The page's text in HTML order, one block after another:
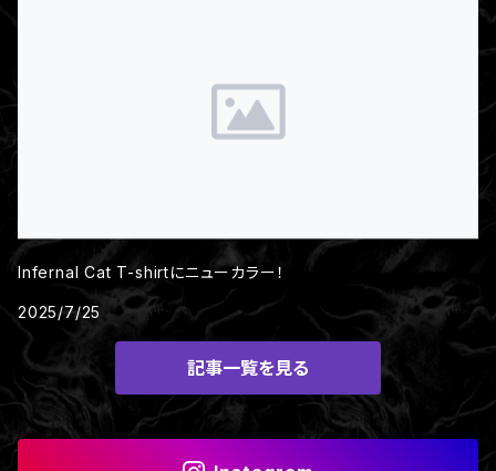
Infernal Cat T-shirtにニューカラー！
2025/7/25
記事一覧を見る